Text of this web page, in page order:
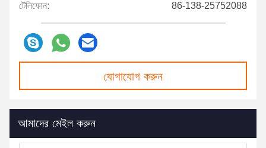
টেলিফোন: 86-138-25752088
যোগাযোগ করুন
আমাদের মেইল ​​করুন